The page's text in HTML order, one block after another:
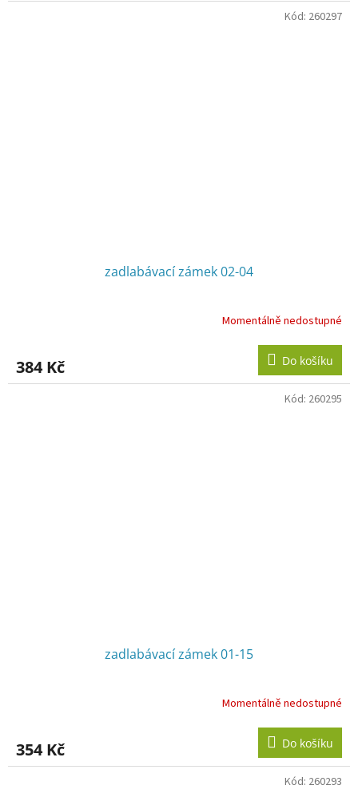
zadlabávací zámek 02-04
Momentálně nedostupné
384 Kč Do košíku
Kód: 260297
zadlabávací zámek 01-15
Momentálně nedostupné
354 Kč Do košíku
Kód: 260295
Kód: 260293